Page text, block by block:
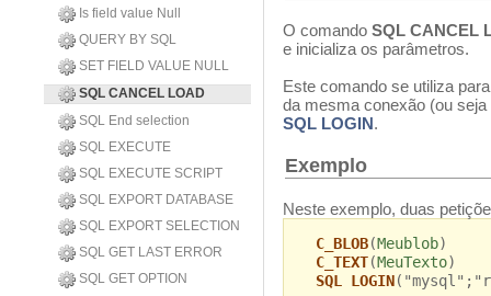
Is field value Null
QUERY BY SQL
SET FIELD VALUE NULL
SQL CANCEL LOAD
SQL End selection
SQL EXECUTE
SQL EXECUTE SCRIPT
SQL EXPORT DATABASE
SQL EXPORT SELECTION
SQL GET LAST ERROR
SQL GET OPTION
O comando SQL CANCEL
e inicializa os parâmetros.
Este comando se utiliza
da mesma conexão (ou
SQL LOGIN .
Exemplo
Neste exemplo, duas
C_BLOB(Meublob)
C_TEXT(MeuTexto)
SQL LOGIN